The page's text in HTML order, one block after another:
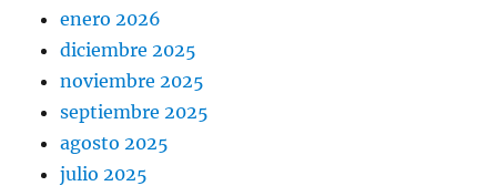
enero 2026
diciembre 2025
noviembre 2025
septiembre 2025
agosto 2025
julio 2025